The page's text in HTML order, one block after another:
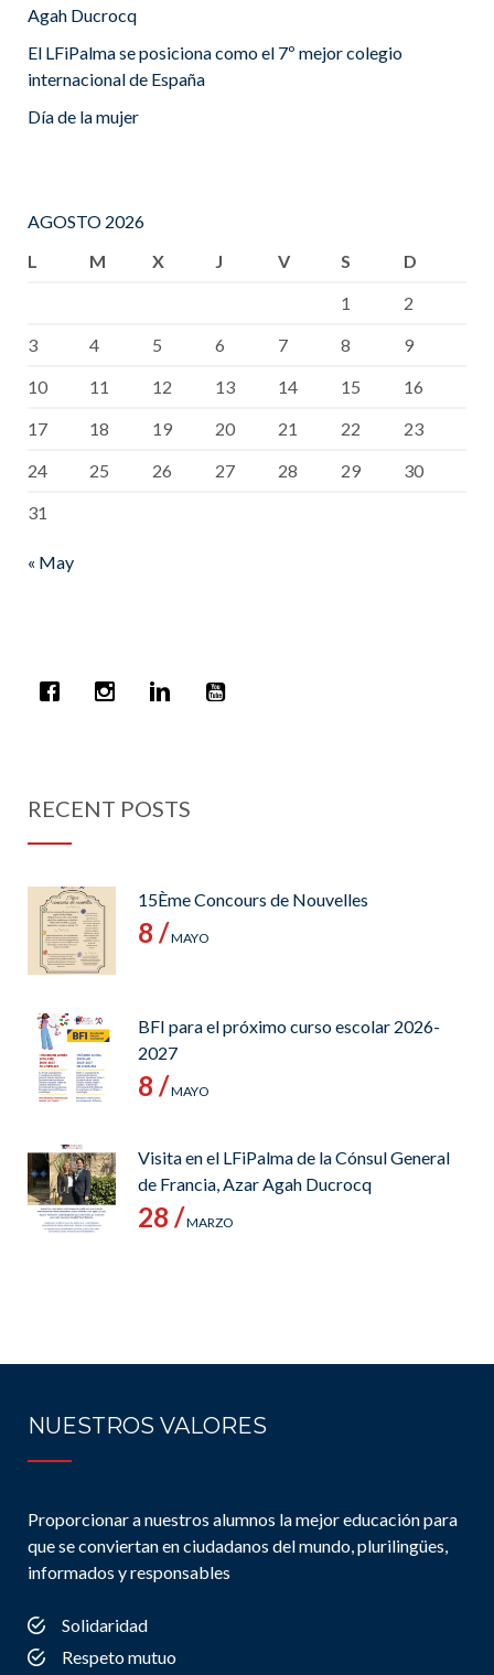
Agah Ducrocq
El LFiPalma se posiciona como el 7º mejor colegio
internacional de España
Día de la mujer
AGOSTO 2026
L
M X J V S
D
1
2
3
4 5 6 7 8
9
10
11 12 13 14 15
16
17
18 19 20 21 22
23
24
25 26 27 28 29
30
31
« May
RECENT POSTS
15Ème Concours de Nouvelles
8 /MAYO
BFI para el próximo curso escolar 2026-
2027
8 /MAYO
Visita en el LFiPalma de la Cónsul General
de Francia, Azar Agah Ducrocq
28 /MARZO
NUESTROS VALORES
Proporcionar a nuestros alumnos la mejor educación para
que se conviertan en ciudadanos del mundo, plurilingües,
informados y responsables
Solidaridad
Respeto mutuo